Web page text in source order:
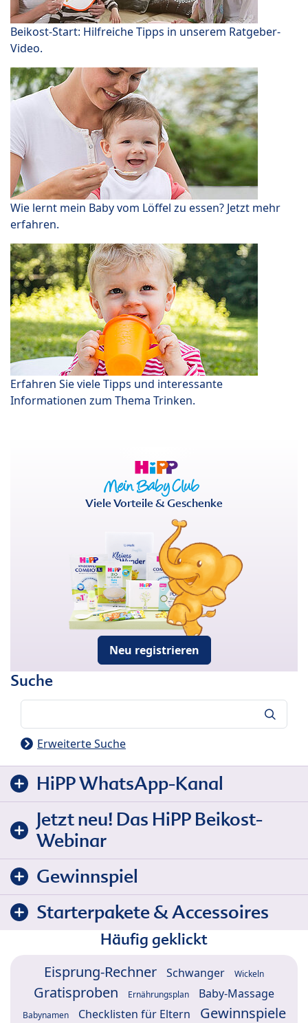
Beikost-Start: Hilfreiche Tipps in unserem Ratgeber-
Video.
Wie lernt mein Baby vom Löffel zu essen? Jetzt mehr
erfahren.
Erfahren Sie viele Tipps und interessante
Informationen zum Thema Trinken.
Viele Vorteile & Geschenke
Neu registrieren
Suche
Erweiterte Suche
HiPP WhatsApp-Kanal
Jetzt neu! Das HiPP Beikost-
Webinar
Gewinnspiel
Starterpakete & Accessoires
Häufig geklickt
Eisprung-Rechner Schwanger Wickeln
Gratisproben Ernährungsplan Baby-Massage
Babynamen Checklisten für Eltern
Gewinnspiele